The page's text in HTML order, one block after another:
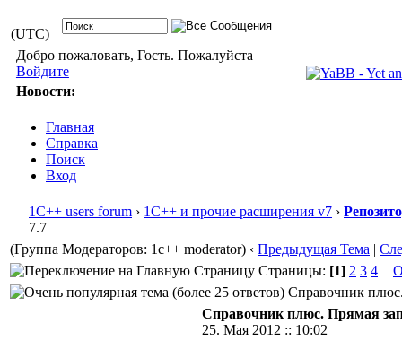
(UTC)
Добро пожаловать, Гость. Пожалуйста
Войдите
Новости:
Главная
Справка
Поиск
Вход
1С++ users forum › 1С++ и прочие расширения v7 ›
7.7
(Группа Модераторов: 1c++ moderator) ‹ Предыдущая Тема |
Страницы: [1] 2 3 4
Справочник
Справочник плюс. Прямая
25. Мая 2012 :: 10:02